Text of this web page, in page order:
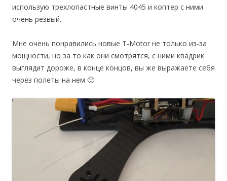
использую трехлопастные винты 4045 и коптер с ними
очень резвый.
Мне очень понравились новые T-Motor не только из-за
мощности, но за то как они смотрятся, с ними квадрик
выглядит дороже, в конце концов, вы же выражаете себя
через полеты на нем 🙂